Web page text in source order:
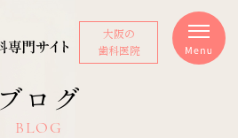
大阪の
歯科医院
ブログ
BLOG